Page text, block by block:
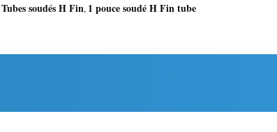
Tubes soudés H Fin, 1 pouce soudé H Fin tube